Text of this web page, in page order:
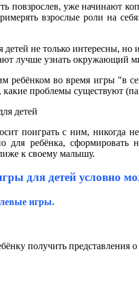
повзрослев, уже начинают
взрослые роли на
детей не только интересны,
лучше узнать окружающий
ребёнком во время игры "в
проблемы существуют
поиграть с ним, никогда
для ребёнка,
к своему малышу.
для детей условно
игры.
получить представления